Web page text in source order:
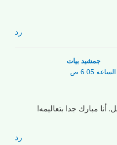
رد
جمشید بیات
أنا مبارك جدا بتعاليمه!
رد